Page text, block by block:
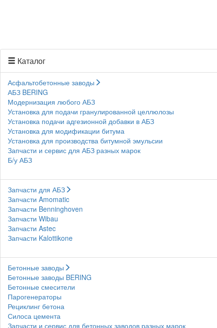
Каталог
Асфальтобетонные заводы
АБЗ BERING
Модернизация любого АБЗ
Установка для подачи гранулированной целлюлозы
Установка подачи адгезионной добавки в АБЗ
Установка для модификации битума
Установка для производства битумной эмульсии
Запчасти и сервис для АБЗ разных марок
Б/у АБЗ
Запчасти для АБЗ
Запчасти Amomatic
Запчасти Benninghoven
Запчасти Wibau
Запчасти Astec
Запчасти Kalottikone
Бетонные заводы
Бетонные заводы BERING
Бетонные смесители
Парогенераторы
Рециклинг бетона
Силоса цемента
Запчасти и сервис для бетонных заводов разных марок